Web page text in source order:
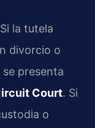
la tutela
divorcio o
presenta
Court. Si
o